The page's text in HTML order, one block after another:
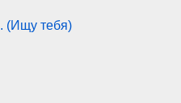
(Ищу тебя)